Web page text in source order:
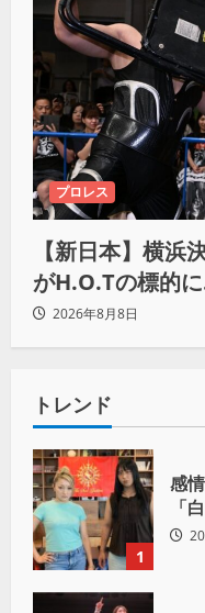
プロレス
【新日本】横浜
がH.O.Tの標的
にしてやる」と怒
2026年8月8日
トレンド
1
感
「
世